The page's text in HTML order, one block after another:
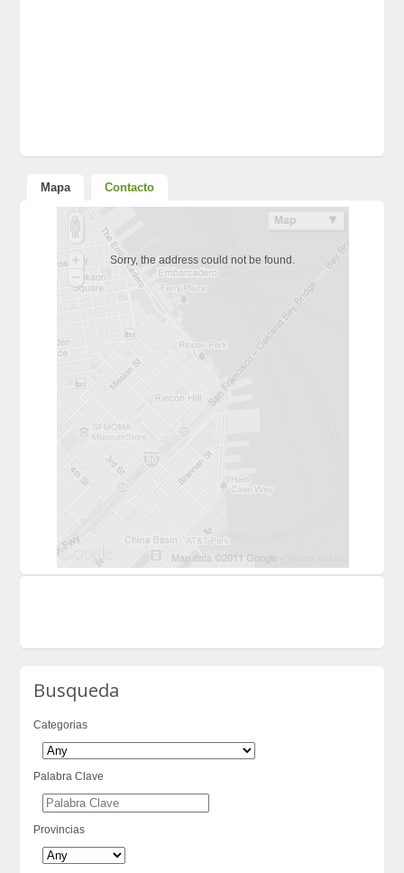
Mapa Contacto
Sorry, the address could not be found.
Busqueda
Categorias
Palabra Clave
Provincias